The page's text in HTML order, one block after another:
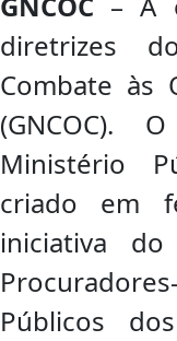
diretrizes
Combate às
(GNCOC).
Ministério
criado em
iniciativa
Públicos